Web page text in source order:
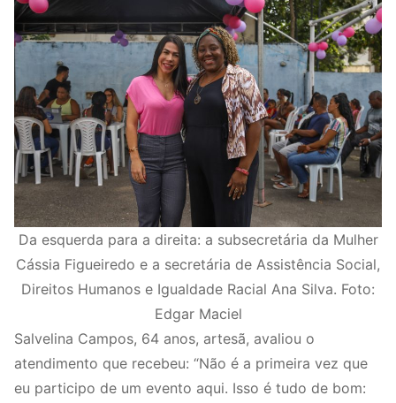
Da esquerda para a direita: a subsecretária da Mulher
Cássia Figueiredo e a secretária de Assistência Social,
Direitos Humanos e Igualdade Racial Ana Silva. Foto:
Edgar Maciel
Salvelina Campos, 64 anos, artesã, avaliou o
atendimento que recebeu: “Não é a primeira vez que
eu participo de um evento aqui. Isso é tudo de bom: